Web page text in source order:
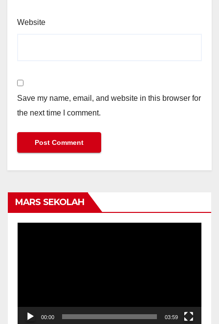
Website
Save my name, email, and website in this browser for
the next time I comment.
MARS SEKOLAH
00:00 03:59